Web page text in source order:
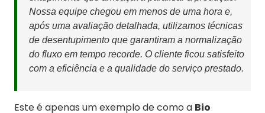
Nossa equipe chegou em menos de uma hora e,
após uma avaliação detalhada, utilizamos técnicas
de desentupimento que garantiram a normalização
do fluxo em tempo recorde. O cliente ficou satisfeito
com a eficiência e a qualidade do serviço prestado.
Este é apenas um exemplo de como a Bio